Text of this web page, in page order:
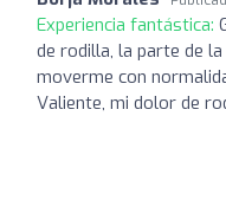
Experiencia fantástica:
de rodilla, la parte de
moverme con
Valiente, mi dolor de